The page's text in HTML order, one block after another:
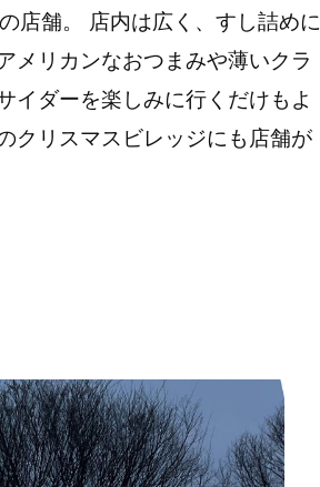
店舗。 店内は広く、すし詰めに
メリカンなおつまみや薄いクラ
イダーを楽しみに行くだけもよ
クリスマスビレッジにも店舗が